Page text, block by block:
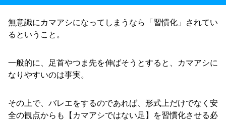
無意識にカマアシになってしまうなら「習慣化」されてい
るということ。
一般的に、足首やつま先を伸ばそうとすると、カマアシに
なりやすいのは事実。
その上で、バレエをするのであれば、形式上だけでなく安
全の観点からも【カマアシではない足】を習慣化させる必